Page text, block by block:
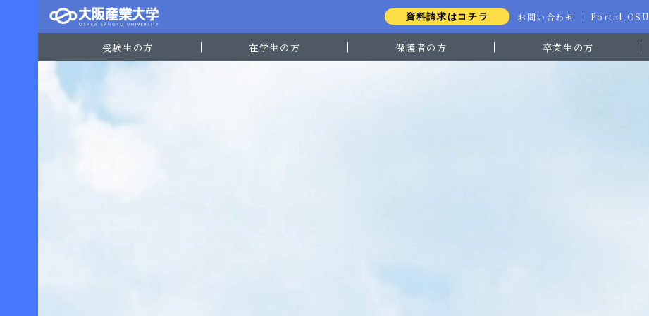
資料請求はコチラ お問い合わせ Portal-OSU
受験生の方 在学生の方 保護者の方 卒業生の方